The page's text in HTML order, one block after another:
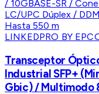
LINKEDPRO BY
Transceptor
Industrial SFP+
Gbic) / Multimodo